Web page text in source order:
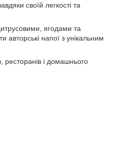
своїй легкості та
ягодами та
авторські напої з унікальним
ресторанів і домашнього